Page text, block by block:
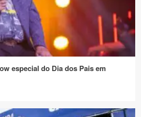
especial do Dia dos Pais em